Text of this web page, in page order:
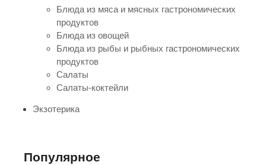
Блюда из мяса и мясных гастрономических
продуктов
Блюда из овощей
Блюда из рыбы и рыбных гастрономических
продуктов
Салаты
Салаты-коктейли
Экзотерика
Популярное